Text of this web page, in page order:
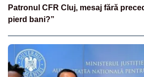
Patronul CFR Cluj, mesaj fără
pierd bani?”